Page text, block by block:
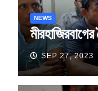
NEWS
SEP 27, 2023